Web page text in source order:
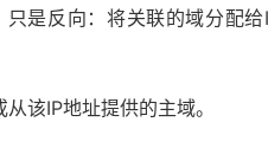
是反向：将关联的域分配给
该IP地址提供的主域。